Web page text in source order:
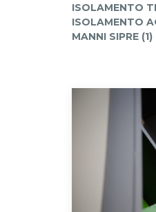
ISOLAMENTO
ISOLAMENTO
MANNI SIPRE (1)